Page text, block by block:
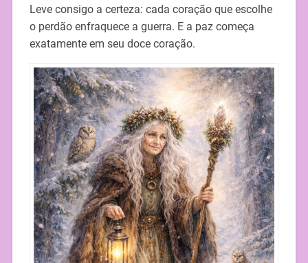
Leve consigo a certeza: cada coração que escolhe
o perdão enfraquece a guerra. E a paz começa
exatamente em seu doce coração.